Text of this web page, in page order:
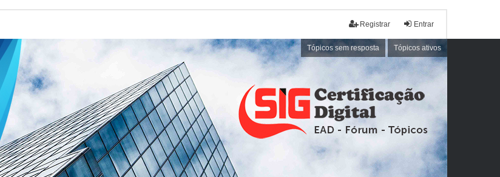
Entrar
Registrar
Tópicos sem resposta Tópicos ativos